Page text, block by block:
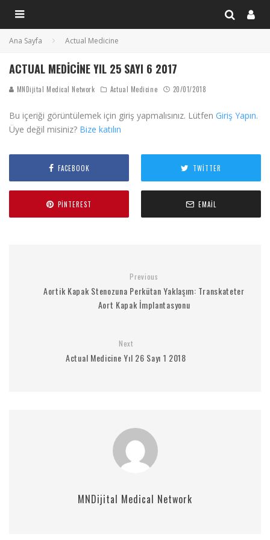
Ana Sayfa Actual Medicine
ACTUAL MEDICINE YIL 25 SAYI 6 2017
MNDijital Medical Network Actual Medicine 20/01/2018
Bu içeriği görüntülemek için giriş yapmalısınız. Lütfen Giriş Yapın.
Üye değil misiniz? Bize katılın
FACEBOOK TWITTER
PINTEREST EMAIL
Previous
Aortik Kapak Stenozuna Perkütan Yaklaşım: Transkateter
Aort Kapak İmplantasyonu
Next
Actual Medicine Yıl 26 Sayı 1 2018
MNDijital Medical Network